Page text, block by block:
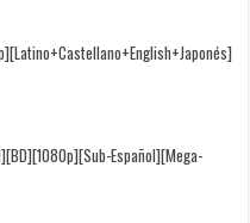
Español][Mega-